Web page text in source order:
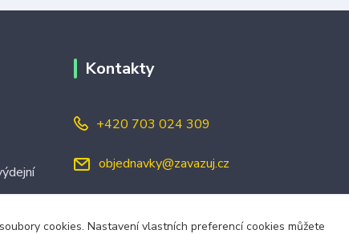
Kontakty
+420 703 024 309
objednavky@zavazuj.cz
cookies. Nastavení vlastních preferencí cookies můžete